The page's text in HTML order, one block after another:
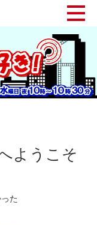
ようこそ
た